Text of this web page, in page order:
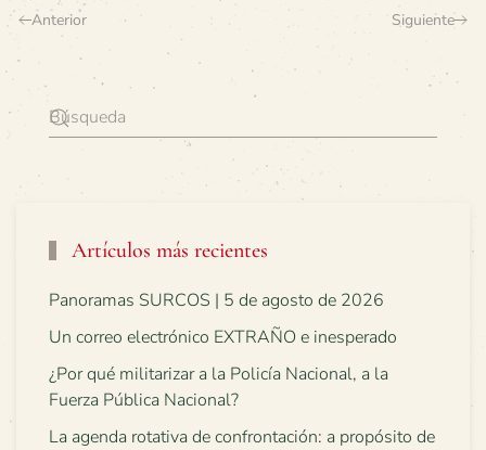
Anterior Siguiente
Artículos más recientes
Panoramas SURCOS | 5 de agosto de 2026
Un correo electrónico EXTRAÑO e inesperado
¿Por qué militarizar a la Policía Nacional, a la
Fuerza Pública Nacional?
La agenda rotativa de confrontación: a propósito de